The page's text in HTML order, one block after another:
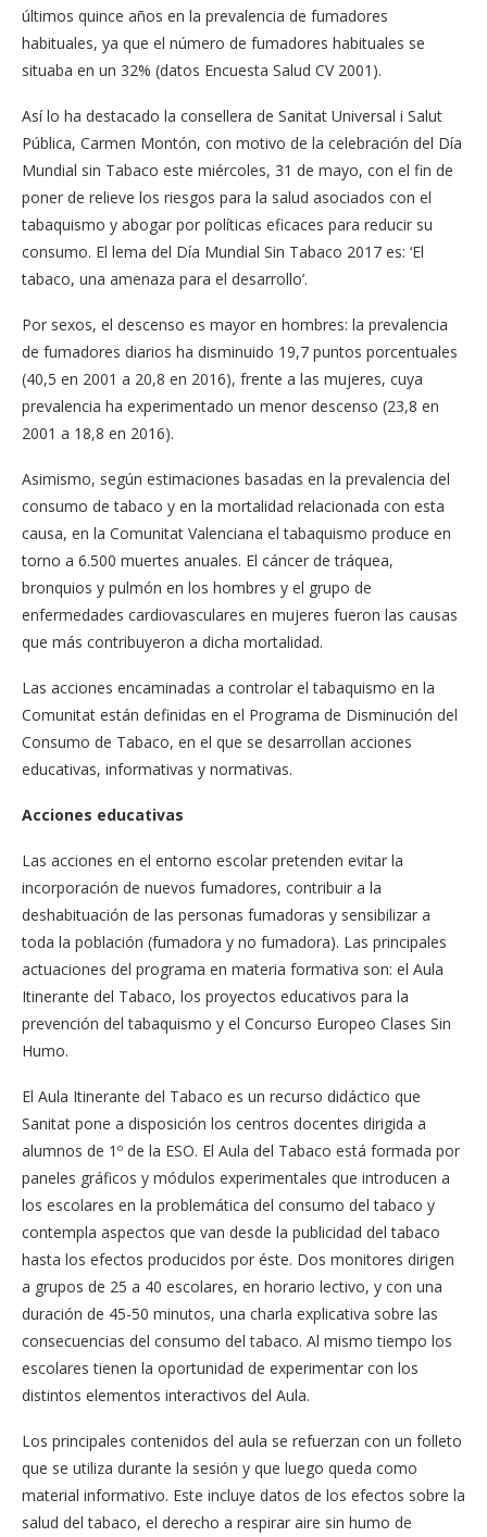
últimos quince años en la prevalencia de fumadores
habituales, ya que el número de fumadores habituales se
situaba en un 32% (datos Encuesta Salud CV 2001).
Así lo ha destacado la consellera de Sanitat Universal i Salut
Pública, Carmen Montón, con motivo de la celebración del Día
Mundial sin Tabaco este miércoles, 31 de mayo, con el fin de
poner de relieve los riesgos para la salud asociados con el
tabaquismo y abogar por políticas eficaces para reducir su
consumo. El lema del Día Mundial Sin Tabaco 2017 es: ‘El
tabaco, una amenaza para el desarrollo’.
Por sexos, el descenso es mayor en hombres: la prevalencia
de fumadores diarios ha disminuido 19,7 puntos porcentuales
(40,5 en 2001 a 20,8 en 2016), frente a las mujeres, cuya
prevalencia ha experimentado un menor descenso (23,8 en
2001 a 18,8 en 2016).
Asimismo, según estimaciones basadas en la prevalencia del
consumo de tabaco y en la mortalidad relacionada con esta
causa, en la Comunitat Valenciana el tabaquismo produce en
torno a 6.500 muertes anuales. El cáncer de tráquea,
bronquios y pulmón en los hombres y el grupo de
enfermedades cardiovasculares en mujeres fueron las causas
que más contribuyeron a dicha mortalidad.
Las acciones encaminadas a controlar el tabaquismo en la
Comunitat están definidas en el Programa de Disminución del
Consumo de Tabaco, en el que se desarrollan acciones
educativas, informativas y normativas.
Acciones educativas
Las acciones en el entorno escolar pretenden evitar la
incorporación de nuevos fumadores, contribuir a la
deshabituación de las personas fumadoras y sensibilizar a
toda la población (fumadora y no fumadora). Las principales
actuaciones del programa en materia formativa son: el Aula
Itinerante del Tabaco, los proyectos educativos para la
prevención del tabaquismo y el Concurso Europeo Clases Sin
Humo.
El Aula Itinerante del Tabaco es un recurso didáctico que
Sanitat pone a disposición los centros docentes dirigida a
alumnos de 1º de la ESO. El Aula del Tabaco está formada por
paneles gráficos y módulos experimentales que introducen a
los escolares en la problemática del consumo del tabaco y
contempla aspectos que van desde la publicidad del tabaco
hasta los efectos producidos por éste. Dos monitores dirigen
a grupos de 25 a 40 escolares, en horario lectivo, y con una
duración de 45-50 minutos, una charla explicativa sobre las
consecuencias del consumo del tabaco. Al mismo tiempo los
escolares tienen la oportunidad de experimentar con los
distintos elementos interactivos del Aula.
Los principales contenidos del aula se refuerzan con un folleto
que se utiliza durante la sesión y que luego queda como
material informativo. Este incluye datos de los efectos sobre la
salud del tabaco, el derecho a respirar aire sin humo de